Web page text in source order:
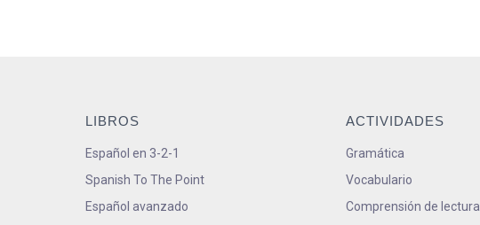
LIBROS
Español en 3-2-1
Spanish To The Point
Español avanzado
ACTIVIDADES
Gramática
Vocabulario
Comprensión de lectura